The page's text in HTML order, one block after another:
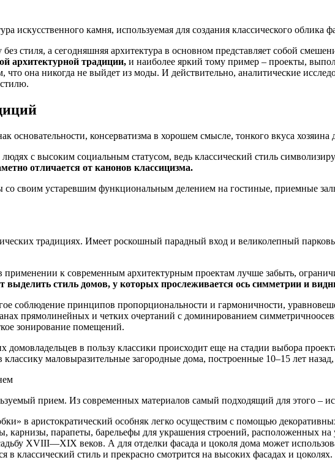
искусственного камня, используемая для создания классического облика
стиля, а сегодняшняя архитектура в основном представляет собой
архитектурной традиции, и наиболее яркий тому пример – проекты,
что она никогда не выйдет из моды. И действительно, аналитические
основательности, консерватизма в хорошем смысле, тонкого вкуса хозяина
с высоким социальным статусом, ведь классический стиль
отличается от канонов классицизма.
со своим устаревшим функциональным делением на гостиные, приемные
традициях. Имеет роскошный парадный вход и великолепный
к современным архитектурным проектам лучше забыть,
выделить стиль домов, у которых прослеживается ось симметрии и
соблюдение принципов пропорциональности и гармоничности,
прямолинейных и четких очертаний с доминированием
зонирование помещений.
домовладельцев в пользу классики происходит еще на стадии выбора
маловыразительные загородные дома, построенные 10–15 лет
прием. Из современных материалов самый подходящий для этого –
в аристократический особняк легко осуществим с помощью
карнизы, парапеты, барельефы для украшения строений, расположенных
XVIII—XIX веков. А для отделки фасада и цоколя дома может
в классический стиль и прекрасно смотрится на высоких фасадах и цоколях.